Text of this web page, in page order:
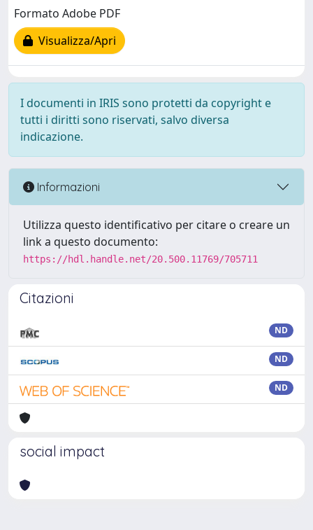
Formato Adobe PDF
Visualizza/Apri
I documenti in IRIS sono protetti da copyright e
tutti i diritti sono riservati, salvo diversa
indicazione.
Informazioni
Utilizza questo identificativo per citare o creare un
link a questo documento:
https://hdl.handle.net/20.500.11769/705711
Citazioni
ND
ND
ND
social impact